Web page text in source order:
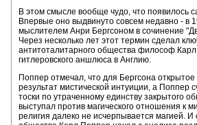
В этом смысле вообще чудо, что появилось
Впервые оно выдвинуто совсем недавно - в
мыслителем Анри Бергсоном в сочинение
Через несколько лет этот термин сделал
антитоталитарного общества философ
гитлеровского аншлюса в Англию.
Поппер отмечал, что для Бергсона
результат мистической интуиции, а Поппер
тоски по утраченному единству закрытого
выступал против магического отношения к
религия далеко не исчерпывается магией.